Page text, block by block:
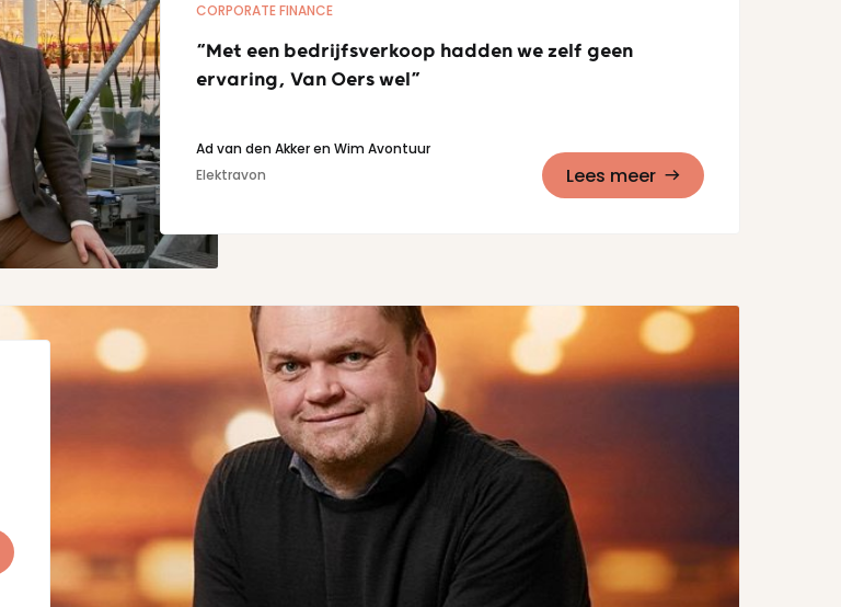
CORPORATE FINANCE
“Met een bedrijfsverkoop hadden we zelf geen
ervaring, Van Oers wel”
Ad van den Akker en Wim Avontuur
Elektravon
Lees meer